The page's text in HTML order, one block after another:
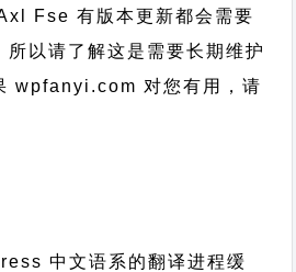
Fse 有版本更新都会需要
所以请了解这是需要长期维护
wpfanyi.com 对您有用，请
中文语系的翻译进程缓